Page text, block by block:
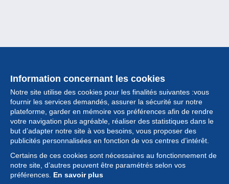
Information concernant les cookies
Notre site utilise des cookies pour les finalités suivantes :vous
fournir les services demandés, assurer la sécurité sur notre
plateforme, garder en mémoire vos préférences afin de rendre
votre navigation plus agréable, réaliser des statistiques dans le
but d’adapter notre site à vos besoins, vous proposer des
publicités personnalisées en fonction de vos centres d’intérêt.
Certains de ces cookies sont nécessaires au fonctionnement de
notre site, d’autres peuvent être paramétrés selon vos
préférences. En savoir plus
Collection
Actualités
Fonctionnalités